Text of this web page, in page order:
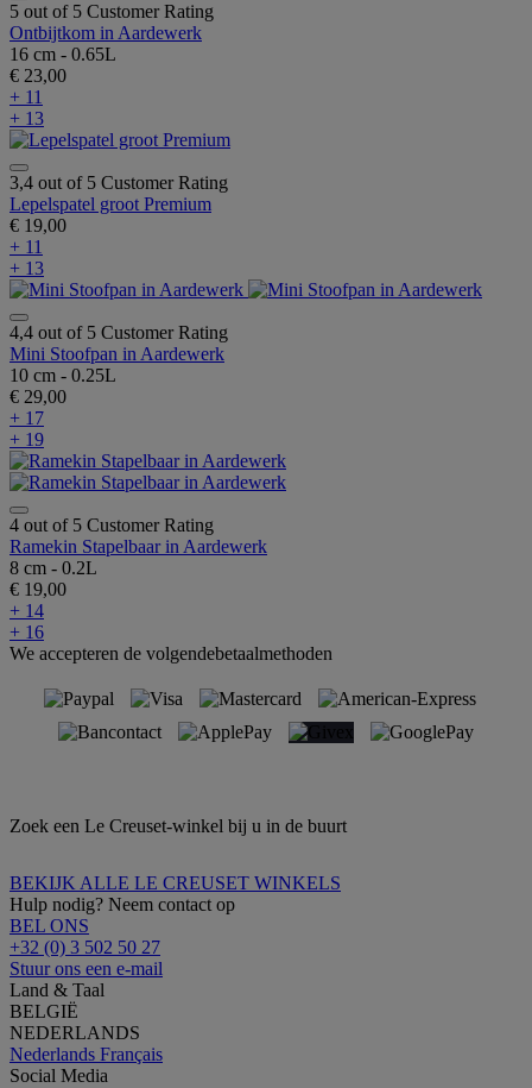
5 out of 5 Customer Rating
Ontbijtkom in Aardewerk
16 cm - 0.65L
€ 23,00
+ 11
+ 13
3,4 out of 5 Customer Rating
Lepelspatel groot Premium
€ 19,00
+ 11
+ 13
4,4 out of 5 Customer Rating
Mini Stoofpan in Aardewerk
10 cm - 0.25L
€ 29,00
+ 17
+ 19
4 out of 5 Customer Rating
Ramekin Stapelbaar in Aardewerk
8 cm - 0.2L
€ 19,00
+ 14
+ 16
We accepteren de volgendebetaalmethoden
Zoek een Le Creuset-winkel bij u in de buurt
BEKIJK ALLE LE CREUSET WINKELS
Hulp nodig? Neem contact op
BEL ONS
+32 (0) 3 502 50 27
Stuur ons een e-mail
Land & Taal
BELGIË
NEDERLANDS
Nederlands Français
Social Media